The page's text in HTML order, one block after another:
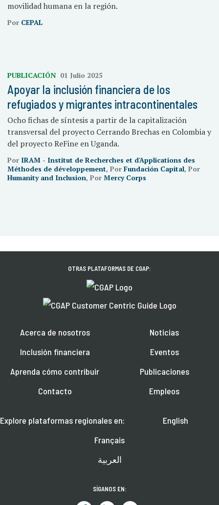
movilidad humana en la región.
Por CEPAL
PUBLICACIÓN 01 Julio 2025
Apoyar la inclusión financiera de los
refugiados y migrantes intracontinentales
Ocho fichas de síntesis a partir de la capitalización
transversal del proyecto Cerrando Brechas en Colombia y
del proyecto ReFine en Uganda.
Por IRAM - Institut de Recherches et d'Applications des
Méthodes de développement, Por Fundación Capital, Por
Humanity and Inclusion, Por Mercy Corps
OTRAS PLATAFORMAS DE CGAP:
Acerca de nosotros
Inclusión financiera
Aprenda cómo contribuir
Contacto
Noticias
Eventos
Publicaciones
Empleos
Explore plataformas regionales en:
English
Français
العربية
SÍGANOS EN: